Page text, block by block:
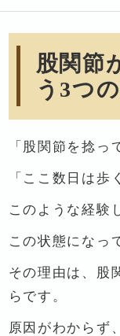
股関節
う3つ
「股関節を捻っ
「ここ数日は歩
このような経験
この状態になっ
その理由は、股
らです。
原因がわからず